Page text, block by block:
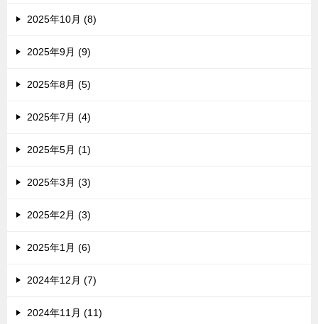
2025年10月 (8)
2025年9月 (9)
2025年8月 (5)
2025年7月 (4)
2025年5月 (1)
2025年3月 (3)
2025年2月 (3)
2025年1月 (6)
2024年12月 (7)
2024年11月 (11)